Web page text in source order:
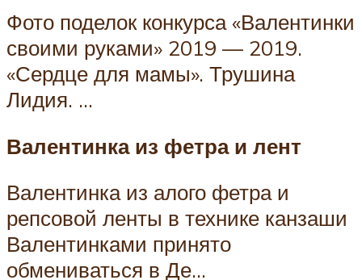
Фото поделок конкурса «Валентинки
своими руками» 2019 — 2019.
«Сердце для мамы». Трушина
Лидия. …
Валентинка из фетра и лент
Валентинка из алого фетра и
репсовой ленты в технике канзаши
Валентинками принято
обмениваться в Де…